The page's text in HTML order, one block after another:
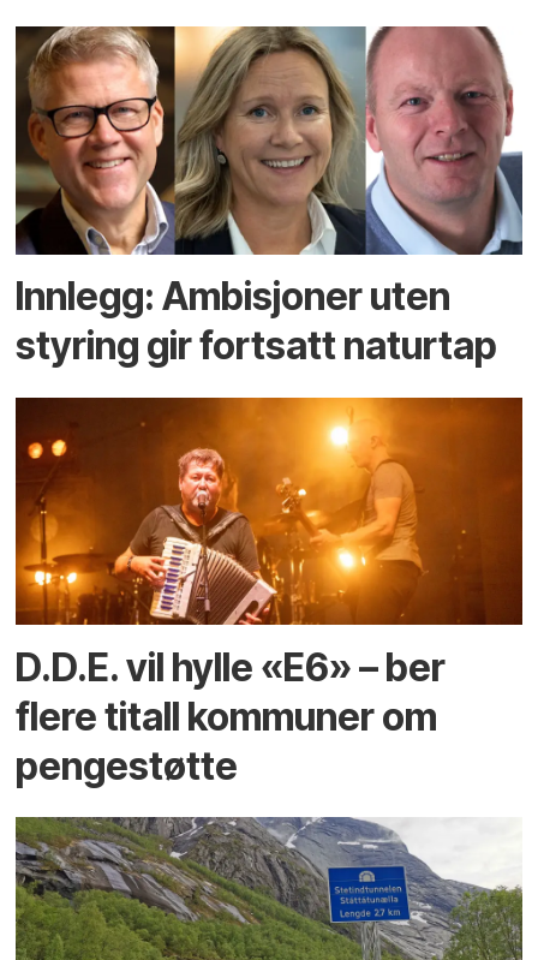
Innlegg: Ambisjoner uten
styring gir fortsatt naturtap
D.D.E. vil hylle «E6» – ber
flere titall kommuner om
pengestøtte